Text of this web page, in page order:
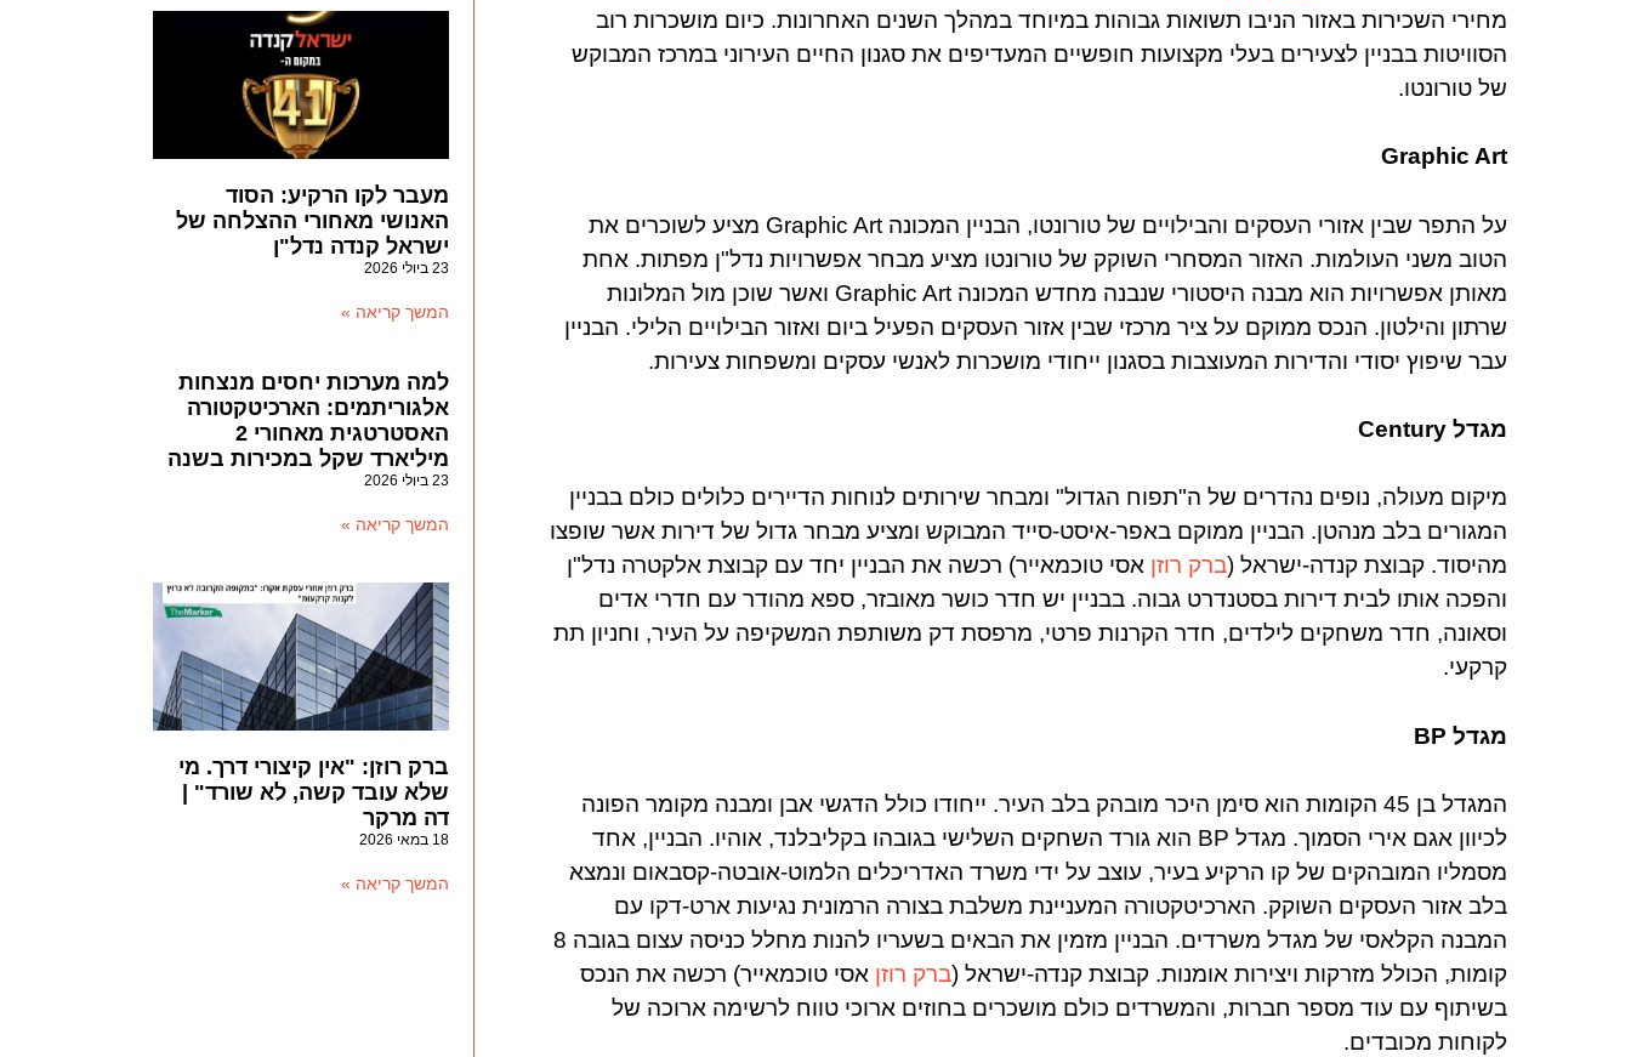
מחירי השכירות באזור הניבו תשואות גבוהות במיוחד במהלך השנים האחרונות. כיום מושכרות רוב
הסוויטות בבניין לצעירים בעלי מקצועות חופשיים המעדיפים את סגנון החיים העירוני במרכז המבוקש
של טורונטו.
Graphic Art
על התפר שבין אזורי העסקים והבילויים של טורונטו, הבניין המכונה Graphic Art מציע לשוכרים את
הטוב משני העולמות. האזור המסחרי השוקק של טורונטו מציע מבחר אפשרויות נדל"ן מפתות. אחת
מאותן אפשרויות הוא מבנה היסטורי שנבנה מחדש המכונה Graphic Art ואשר שוכן מול המלונות
שרתון והילטון. הנכס ממוקם על ציר מרכזי שבין אזור העסקים הפעיל ביום ואזור הבילויים הלילי. הבניין
עבר שיפוץ יסודי והדירות המעוצבות בסגנון ייחודי מושכרות לאנשי עסקים ומשפחות צעירות.
מגדל Century
מיקום מעולה, נופים נהדרים של ה"תפוח הגדול" ומבחר שירותים לנוחות הדיירים כלולים כולם בבניין
המגורים בלב מנהטן. הבניין ממוקם באפר-איסט-סייד המבוקש ומציע מבחר גדול של דירות אשר שופצו
מהיסוד. קבוצת קנדה-ישראל (ברק רוזן אסי טוכמאייר) רכשה את הבניין יחד עם קבוצת אלקטרה נדל"ן
והפכה אותו לבית דירות בסטנדרט גבוה. בבניין יש חדר כושר מאובזר, ספא מהודר עם חדרי אדים
וסאונה, חדר משחקים לילדים, חדר הקרנות פרטי, מרפסת דק משותפת המשקיפה על העיר, וחניון תת
קרקעי.
מגדל BP
המגדל בן 45 הקומות הוא סימן היכר מובהק בלב העיר. ייחודו כולל הדגשי אבן ומבנה מקומר הפונה
לכיוון אגם אירי הסמוך. מגדל BP הוא גורד השחקים השלישי בגובהו בקליבלנד, אוהיו. הבניין, אחד
מסמליו המובהקים של קו הרקיע בעיר, עוצב על ידי משרד האדריכלים הלמוט-אובטה-קסבאום ונמצא
בלב אזור העסקים השוקק. הארכיטקטורה המעניינת משלבת בצורה הרמונית נגיעות ארט-דקו עם
המבנה הקלאסי של מגדל משרדים. הבניין מזמין את הבאים בשעריו להנות מחלל כניסה עצום בגובה 8
קומות, הכולל מזרקות ויצירות אומנות. קבוצת קנדה-ישראל (ברק רוזן אסי טוכמאייר) רכשה את הנכס
בשיתוף עם עוד מספר חברות, והמשרדים כולם מושכרים בחוזים ארוכי טווח לרשימה ארוכה של
לקוחות מכובדים.
מעבר לקו הרקיע: הסוד
האנושי מאחורי ההצלחה של
ישראל קנדה נדל"ן
23 ביולי 2026
המשך קריאה »
למה מערכות יחסים מנצחות
אלגוריתמים: הארכיטקטורה
האסטרטגית מאחורי 2
מיליארד שקל במכירות בשנה
23 ביולי 2026
המשך קריאה »
ברק רוזן: "אין קיצורי דרך. מי
שלא עובד קשה, לא שורד" |
דה מרקר
18 במאי 2026
המשך קריאה »